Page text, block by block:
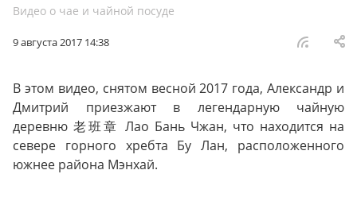
Видео о чае и чайной посуде
9 августа 2017 14:38
В этом видео, снятом весной 2017 года, Александр и
Дмитрий приезжают в легендарную чайную
деревню 老班章 Лао Бань Чжан, что находится на
севере горного хребта Бу Лан, расположенного
южнее района Мэнхай.